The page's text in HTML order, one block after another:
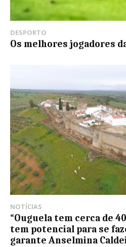
DESPORTO
Os melhores jogadores
NOTÍCIAS
“Ouguela tem cerca de
tem potencial para se
garante Anselmina